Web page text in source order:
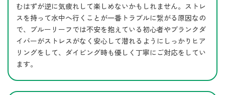
むはずが逆に気疲れして楽しめないかもしれません。ストレ
スを持って水中へ行くことが一番トラブルに繋がる原因なの
で、ブルーリーフでは不安を抱えている初心者やブランクダ
イバーがストレスがなく安心して潜れるようにしっかりヒア
リングをして、ダイビング時も優しく丁寧にご対応をしてい
ます。